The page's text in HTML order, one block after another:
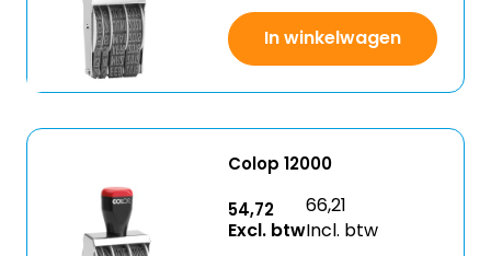
In winkelwagen
Colop 12000
54,72
Excl. btw
66,21
Incl. btw